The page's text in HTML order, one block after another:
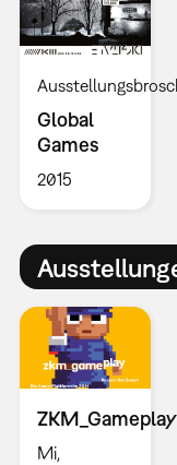
Global
Games
2015
ZKM_Gameplay
Mi,